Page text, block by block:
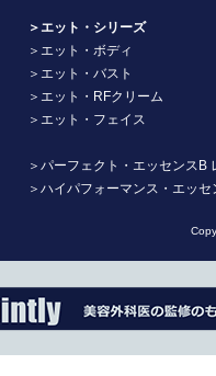
＞エット・シリーズ
＞エット・ボディ
＞エット・バスト
＞エット・RFクリーム
＞エット・フェイス
＞パーフェクト・エッセンスB
＞ハイパフォーマンス・エッ